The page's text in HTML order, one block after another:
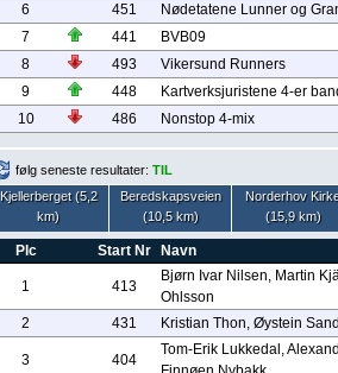
6
451
Nødetatene Lunner og
7
441
BVB09
8
493
Vikersund Runners
9
448
Kartverksjuristene 4-er
10
486 Nonstop 4-mix
følg seneste resultater: TIL
Kjellerberget (5,2
km)
Beredskapsveien
(10,5 km)
Norderhov
(15,9 km)
Plc Start Nr Navn
1 413
Bjørn Ivar Nilsen, Martin
Ohlsson
2
431 Kristian Thon, Øystein
3 404
Tom-Erik Lukkedal,